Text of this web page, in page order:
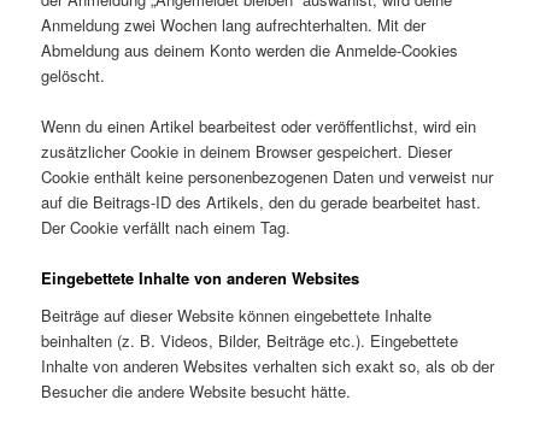
Anmeldung zwei Wochen lang aufrechterhalten. Mit der
Abmeldung aus deinem Konto werden die Anmelde-Cookies
gelöscht.
Wenn du einen Artikel bearbeitest oder veröffentlichst, wird ein
zusätzlicher Cookie in deinem Browser gespeichert. Dieser
Cookie enthält keine personenbezogenen Daten und verweist nur
auf die Beitrags-ID des Artikels, den du gerade bearbeitet hast.
Der Cookie verfällt nach einem Tag.
Eingebettete Inhalte von anderen Websites
Beiträge auf dieser Website können eingebettete Inhalte
beinhalten (z. B. Videos, Bilder, Beiträge etc.). Eingebettete
Inhalte von anderen Websites verhalten sich exakt so, als ob der
Besucher die andere Website besucht hätte.